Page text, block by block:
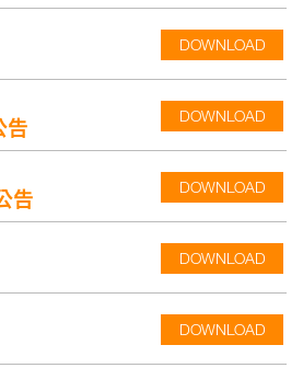
DOWNLOAD
告
DOWNLOAD
告
DOWNLOAD
DOWNLOAD
DOWNLOAD